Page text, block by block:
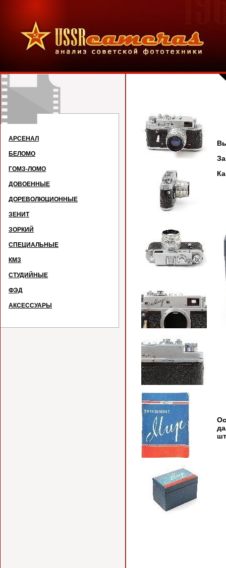
АРСЕНАЛ
БЕЛОМО
ГОМЗ-ЛОМО
ДОВОЕННЫЕ
ДОРЕВОЛЮЦИОННЫЕ
ЗЕНИТ
ЗОРКИЙ
СПЕЦИАЛЬНЫЕ
КМЗ
СТУДИЙНЫЕ
ФЭД
АКСЕССУАРЫ